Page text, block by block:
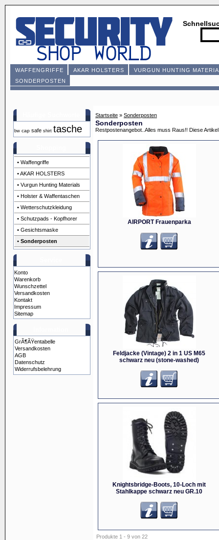
WAFFENGRIFFE AKAR HOLSTERS
VURGUN HUNTING
SONDERPOSTEN
bw cap safe shirt tasche
• Waffengriffe
• AKAR HOLSTERS
• Vurgun Hunting Materials
• Holster & Waffentaschen
• Wetterschutzkleidung
• Schutzpads - Kopfhorer
• Gesichtsmaske
• Sonderposten
Konto
Warenkorb
Wunschzettel
Versandkosten
Kontakt
Impressum
Sitemap
GrÃ¶ÃŸentabelle
Versandkosten
AGB
Datenschutz
Widerrufsbelehrung
Startseite » Sonderposten
Sonderposten
Restpostenangebot..Alles muss Raus!! Diese
AIRPORT Frauenparka
Feldjacke (Vintage) 2 in 1 US M65
schwarz neu (stone-washed)
Knightsbridge-Boots, 10-Loch mit
Stahlkappe schwarz neu GR.10
Produkte 1 - 9 von 22